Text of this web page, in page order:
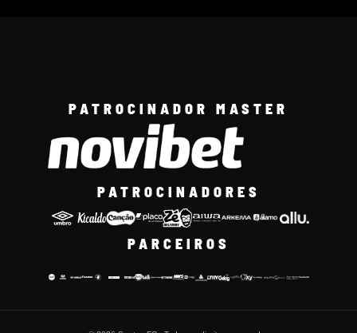
PATROCINADOR MASTER
PATROCINADORES
PARCEIROS